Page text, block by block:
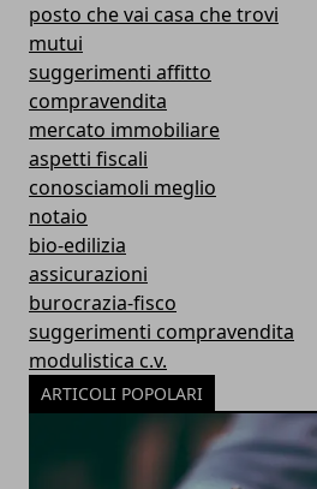
posto che vai casa che trovi
mutui
suggerimenti affitto
compravendita
mercato immobiliare
aspetti fiscali
conosciamoli meglio
notaio
bio-edilizia
assicurazioni
burocrazia-fisco
suggerimenti compravendita
modulistica c.v.
ARTICOLI POPOLARI